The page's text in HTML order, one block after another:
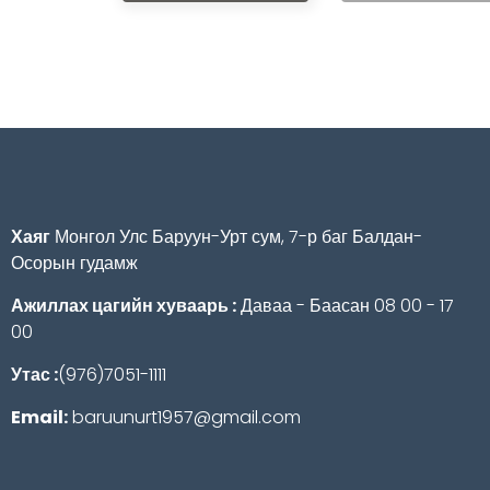
Хаяг Монгол Улс Баруун-Урт сум, 7-р баг Балдан-
Осорын гудамж
Ажиллах цагийн хуваарь :Даваа - Баасан 08 00 - 17
00
Утас :(976)7051-1111
Email:baruunurt1957@gmail.com